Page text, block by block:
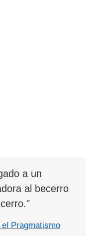
a un
al becerro
Pragmatismo